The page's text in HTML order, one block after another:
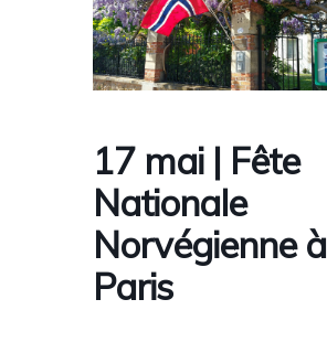
17 mai | Fête
Nationale
Norvégienne à
Paris